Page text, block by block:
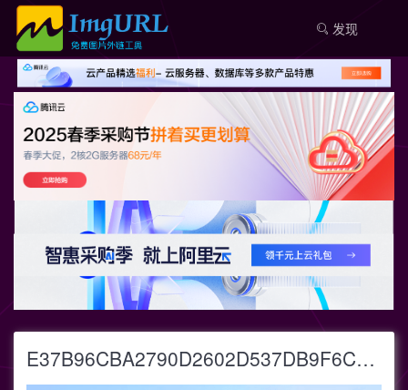
发现
E37B96CBA2790D2602D537DB9F6C8649.gif